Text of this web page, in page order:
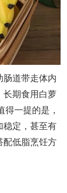
肠道带走体内
长期食用白萝
得一提的是，
稳定，甚至有
配低脂烹饪方